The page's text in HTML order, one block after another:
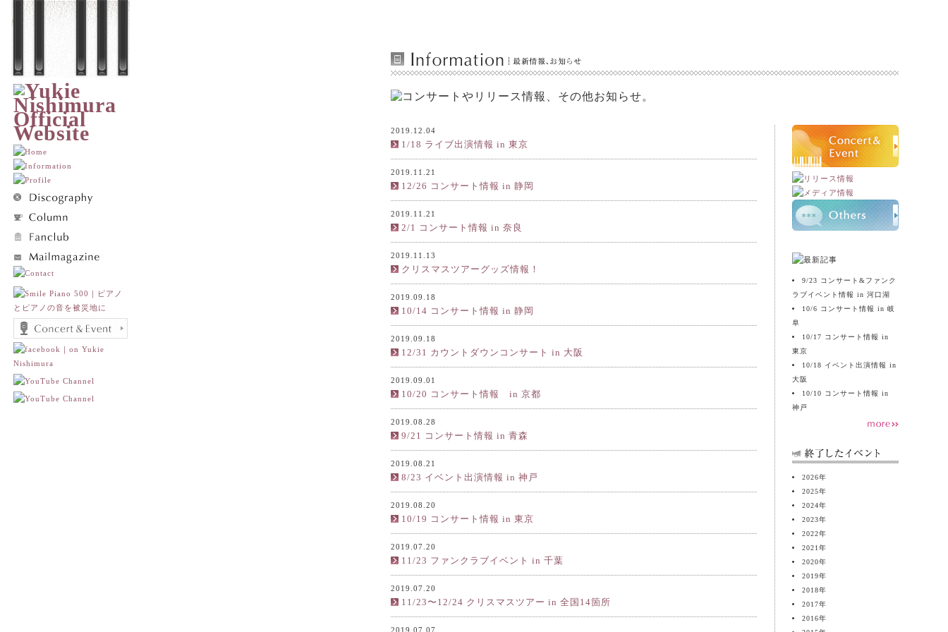
2019.12.04
1/18 ライブ出演情報 in 東京
2019.11.21
12/26 コンサート情報 in 静岡
2019.11.21
2/1 コンサート情報 in 奈良
2019.11.13
クリスマスツアーグッズ情報！
2019.09.18
10/14 コンサート情報 in 静岡
2019.09.18
12/31 カウントダウンコンサート in 大阪
2019.09.01
10/20 コンサート情報 in 京都
2019.08.28
9/21 コンサート情報 in 青森
2019.08.21
8/23 イベント出演情報 in 神戸
2019.08.20
10/19 コンサート情報 in 東京
2019.07.20
11/23 ファンクラブイベント in 千葉
2019.07.20
11/23〜12/24 クリスマスツアー in 全国14箇所
2019.07.07
9/23 コンサート&ファンク
ラブイベント情報 in 河口湖
10/6 コンサート情報 in 岐
阜
10/17 コンサート情報 in
東京
10/18 イベント出演情報 in
大阪
10/10 コンサート情報 in
神戸
2026年
2025年
2024年
2023年
2022年
2021 年
2020年
2019年
2018年
2017年
2016年